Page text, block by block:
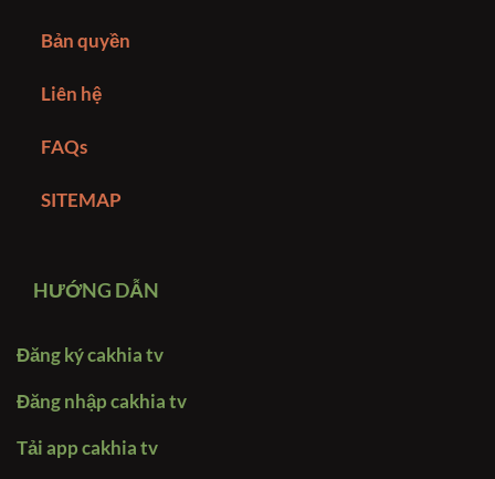
Bản quyền
Liên hệ
FAQs
SITEMAP
HƯỚNG DẪN
Đăng ký cakhia tv
Đăng nhập cakhia tv
Tải app cakhia tv